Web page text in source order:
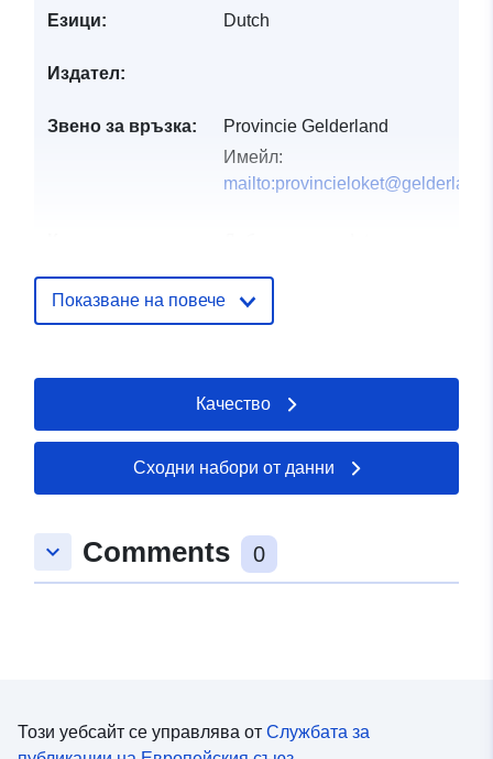
Езици: Dutch
Издател:
Звено за връзка:
Provincie Gelderland
Имейл:
Актуализирана на
29 July 2026
uriRef:
http://data.europa.eu/88u/dataset/
omgevingsvisie-
oppervlaktewaterlichamen-vlak-
provincie-gelderland
Показване на повече
Качество
Сходни набори от данни
keyboard_arrow_down Comments 0
Този уебсайт се управлява от Службата за